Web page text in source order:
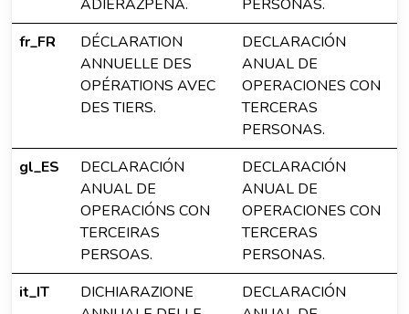
ADIERAZPENA.
PERSONAS.
fr_FR
DÉCLARATION
ANNUELLE DES
OPÉRATIONS AVEC
DES TIERS.
DECLARACIÓN
ANUAL DE
OPERACIONES CON
TERCERAS
PERSONAS.
gl_ES
DECLARACIÓN
ANUAL DE
OPERACIÓNS CON
TERCEIRAS
PERSOAS.
DECLARACIÓN
ANUAL DE
OPERACIONES CON
TERCERAS
PERSONAS.
it_IT
DICHIARAZIONE
DECLARACIÓN